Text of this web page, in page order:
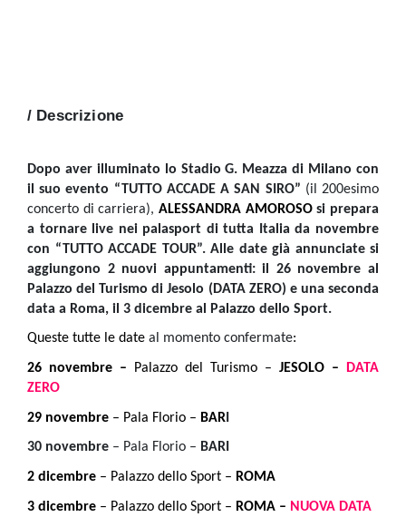
/ Descrizione
Dopo aver illuminato lo Stadio G. Meazza di Milano con
il suo evento “TUTTO ACCADE A SAN SIRO” (il 200esimo
concerto di carriera), ALESSANDRA AMOROSOsi prepara
a tornare live nei palasport di tutta Italia da novembre
con “TUTTO ACCADE TOUR”. Alle date già annunciate si
aggiungono 2 nuovi appuntamenti: il 26 novembre al
Palazzo del Turismo di Jesolo (DATA ZERO) e una seconda
data a Roma, il 3 dicembre al Palazzo dello Sport.
Queste tutte le date al momento confermate:
26 novembre – Palazzo del Turismo – JESOLO –
DATA
ZERO
29 novembre – Pala Florio – BAR
30 novembre – Pala Florio – BARI
2 dicembre – Palazzo dello Sport – ROMA
3 dicembre – Palazzo dello Sport – ROMA – NUOVA DATA